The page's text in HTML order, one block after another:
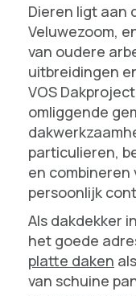
Dieren ligt aan
Veluwezoom,
van oudere
uitbreidingen
VOS
omliggende
particulieren,
en
persoonlijk
Als dakdekker
het goede
platte daken
van schuine